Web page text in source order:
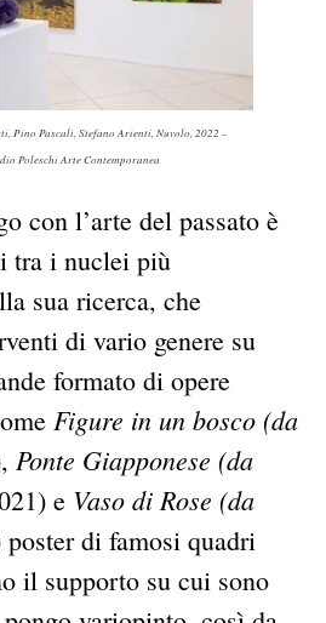
Pino Pascali, Stefano Arienti, Nuvolo, 2022 –
Poleschi Arte Contemporanea
con l’arte del passato è
tra i nuclei più
sua ricerca, che
di vario genere su
formato di opere
Figure in un bosco (da
Ponte Giapponese (da
e Vaso di Rose (da
poster di famosi quadri
il supporto su cui sono